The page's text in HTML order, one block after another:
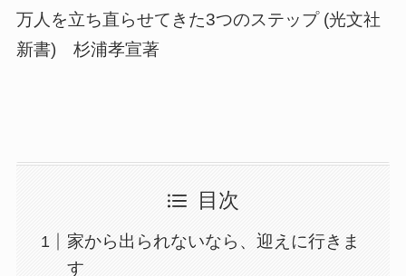
万人を立ち直らせてきた3つのステップ (光文社
新書) 杉浦孝宣著
目次
家から出られないなら、迎えに行きま
す